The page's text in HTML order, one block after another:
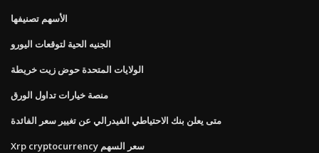
الأسهم تصنيفها
الجنيه الحية لتوقعات اليورو
الولايات المتحدة حوض زيت خريطة
منصة خيارات تداول الورق
متى يعلن بنك الاحتياطي الفيدرالي عن تغيير سعر الفائدة
Xrp cryptocurrency سعر السهم